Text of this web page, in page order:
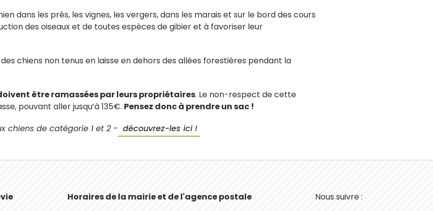
dans les prés, les vignes, les vergers, dans les marais et sur le bord des cours
des oiseaux et de toutes espèces de gibier et à favoriser leur
chiens non tenus en laisse en dehors des allées forestières pendant la
être ramassées par leurs propriétaires. Le non-respect de cette
pouvant aller jusqu’à 135€. Pensez donc à prendre un sac !
chiens de catégorie 1 et 2 - découvrez-les ici !
Horaires de la mairie et de l'agence postale Nous suivre :